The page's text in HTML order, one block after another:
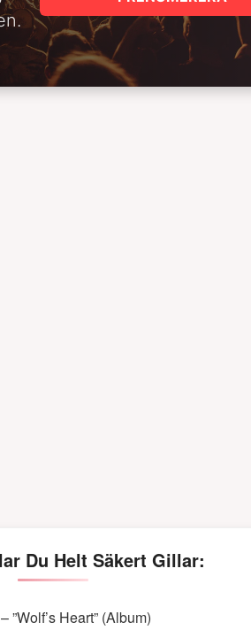
Du Helt Säkert Gillar:
Heart” (Album)